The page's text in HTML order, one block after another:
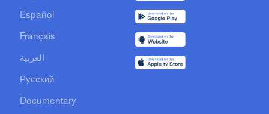
Español
Français
العربية
Русский
Documentary